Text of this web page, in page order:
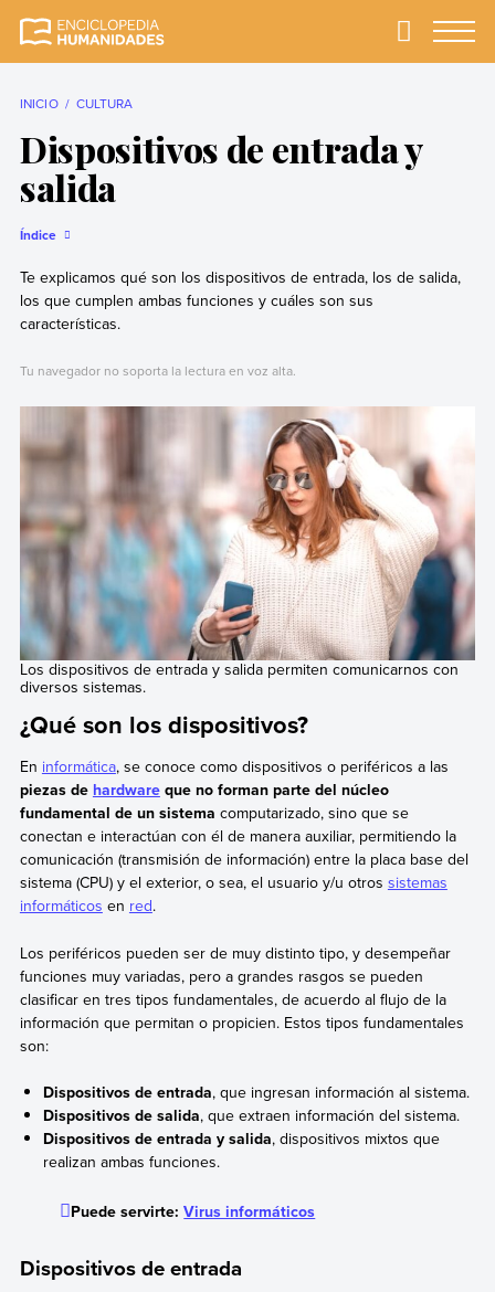
completa y más
Primary
INICIO CULTURA
Dispositivos de entrada y
salida
Índice
Te explicamos qué son los dispositivos de entrada, los de salida,
los que cumplen ambas funciones y cuáles son sus
características.
Tu navegador no soporta la lectura en voz alta.
Los dispositivos de entrada y salida permiten comunicarnos con
diversos sistemas.
¿Qué son los dispositivos?
En informática, se conoce como dispositivos o periféricos a las
piezas de hardwareque no forman parte del núcleo
fundamental de un sistema computarizado, sino que se
conectan e interactúan con él de manera auxiliar, permitiendo la
comunicación (transmisión de información) entre la placa base del
sistema (CPU) y el exterior, o sea, el usuario y/u otros sistemas
informáticos en red.
Los periféricos pueden ser de muy distinto tipo, y desempeñar
funciones muy variadas, pero a grandes rasgos se pueden
clasificar en tres tipos fundamentales, de acuerdo al flujo de la
información que permitan o propicien. Estos tipos fundamentales
son:
Dispositivos de entrada, que ingresan información al sistema.
Dispositivos de salida, que extraen información del sistema.
Dispositivos de entrada y salida, dispositivos mixtos que
realizan ambas funciones.
Puede servirte:Virus informáticos
Dispositivos de entrada